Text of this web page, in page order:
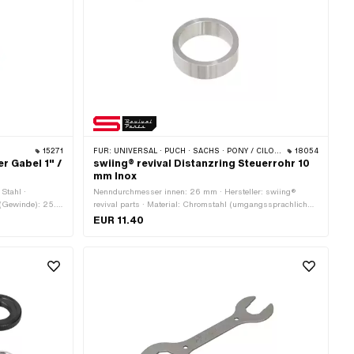
15271
Gabel 1" /
·
25.4
· Ø aussen:
FÜR: UNIVERSAL · PUCH · SACHS · PONY / CILO (BETA 521 & 512) · ZÜNDAPP BELMONDO 18054
swiing® revival Distanzring Steuerrohr 10
mm Inox
Nenndurchmesser innen: 26 mm · Hersteller: swiing®
revival parts · Material: Chromstahl (umgangssprachlich
bekannt als Nirosta) · Ø innen: 26.2 mm · Gesamtlänge:
EUR 11.40